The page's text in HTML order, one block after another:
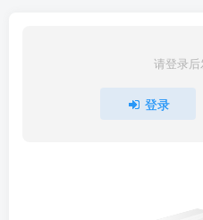
请登录
登录